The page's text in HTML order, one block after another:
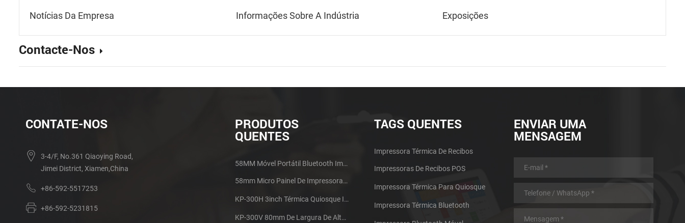
Notícias Da Empresa Informações Sobre A Indústria Exposições
Contacte-Nos
CONTATE-NOS
3-4/F, No.361 Qiaoying Road,
Jimei District, Xiamen,China
+86-592-5517253
+86-592-5231815
PRODUTOS
QUENTES
58MM Móvel Portátil Bluetooth Impressora Térmica PTP-II
58mm Micro Painel De Impressora De Recibos Térmica CSN-A1
KP-300H 3inch Térmica Quiosque Impressora Módulo De
KP-300V 80mm De Largura De Alta Velocidade Quiosque Impressora Térmica
TAGS QUENTES
Impressora Térmica De Recibos
Impressoras De Recibos POS
Impressora Térmica Para Quiosque
Impressora Térmica Bluetooth
ENVIAR UMA
MENSAGEM